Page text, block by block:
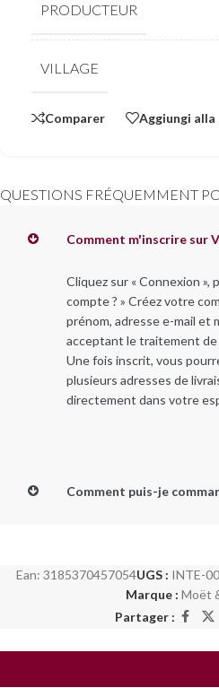
PRODUCTEUR
VILLAGE
Comparer Aggiungi
QUESTIONS FRÉQUEMMENT
Comment m'inscrire sur
Cliquez sur « Connexion »,
compte ? » Créez votre
prénom, adresse e-mail et
acceptant le traitement
Une fois inscrit, vous
plusieurs adresses de
directement dans votre
Comment puis-je
Ean: 3185370457054UGS : INTE-
Marque : Moët
Partager :